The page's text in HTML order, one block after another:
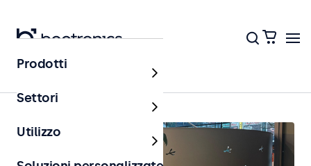
Punto vendita (POS)
Prodotti
Settori
Utilizzo